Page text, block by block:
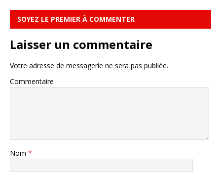
SOYEZ LE PREMIER À COMMENTER
Laisser un commentaire
Votre adresse de messagerie ne sera pas publiée.
Commentaire
Nom *